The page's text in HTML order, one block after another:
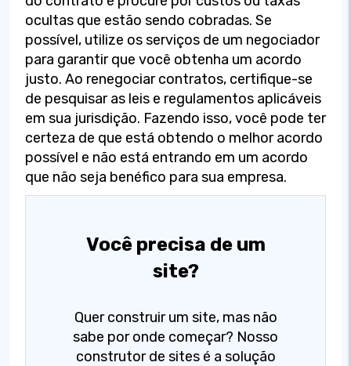
ocultas que estão sendo cobradas. Se
possível, utilize os serviços de um negociador
para garantir que você obtenha um acordo
justo. Ao renegociar contratos, certifique-se
de pesquisar as leis e regulamentos aplicáveis
em sua jurisdição. Fazendo isso, você pode ter
certeza de que está obtendo o melhor acordo
possível e não está entrando em um acordo
que não seja benéfico para sua empresa.
Você precisa de um
site?
Quer construir um site, mas não
sabe por onde começar? Nosso
construtor de sites é a solução